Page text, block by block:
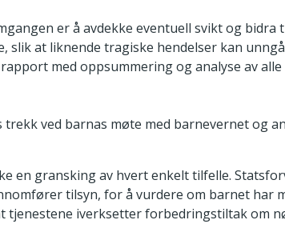
er å avdekke eventuell svikt og
slik at liknende tragiske hendelser kan
med oppsummering og analyse av
trekk ved barnas møte med barnevernet og
en gransking av hvert enkelt tilfelle.
tilsyn, for å vurdere om barnet har
tjenestene iverksetter forbedringstiltak om